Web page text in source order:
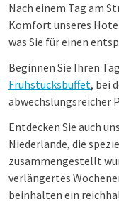
Nach einem Tag am
Komfort unseres
was Sie für einen
Beginnen Sie Ihren
Frühstücksbuffet, bei
abwechslungsreicher
Entdecken Sie auch
Niederlande, die
zusammengestellt
verlängertes
beinhalten ein